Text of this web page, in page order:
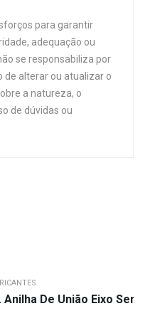
para garantir
adequação ou
se responsabiliza por
de alterar ou atualizar o
a natureza, o
de dúvidas ou
Anilha De União Eixo Sem